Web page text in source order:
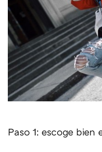
Paso 1: escoge